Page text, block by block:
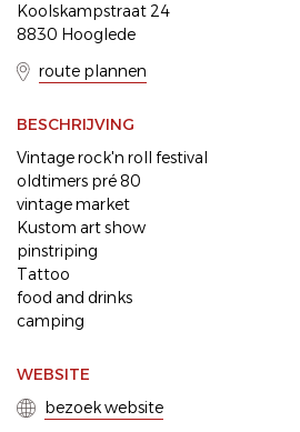
Koolskampstraat 24
8830 Hooglede
route plannen
BESCHRIJVING
Vintage rock'n roll festival
oldtimers pré 80
vintage market
Kustom art show
pinstriping
Tattoo
food and drinks
camping
WEBSITE
bezoek website